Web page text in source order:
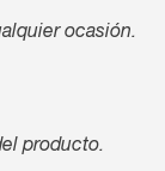
ocasión.
producto.